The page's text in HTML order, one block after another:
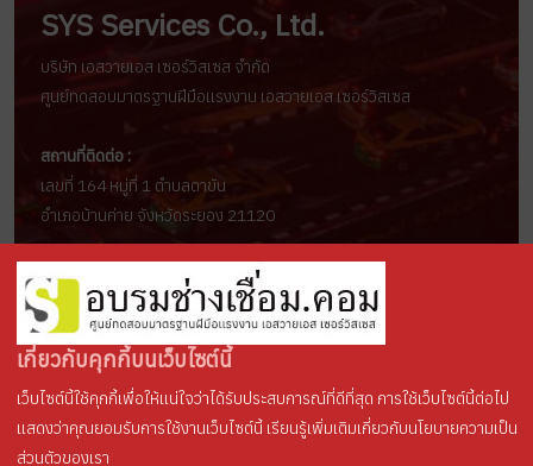
เกี่ยวกับคุกกี้บนเว็บไซต์นี้
เว็บไซต์นี้ใช้คุกกี้เพื่อให้แน่ใจว่าได้รับประสบการณ์ที่ดีที่สุด การใช้เว็บไซต์นี้ต่อไป
แสดงว่าคุณยอมรับการใช้งานเว็บไซต์นี้ เรียนรู้เพิ่มเติมเกี่ยวกับนโยบายความเป็น
ส่วนตัวของเรา
SYS Services Co., Ltd.
บริษัท เอสวายเอส เซอร์วิสเซส จำกัด
ศูนย์ทดสอบมาตรฐานฝีมือแรงงาน เอสวายเอส เซอร์วิสเซส
สถานที่ติดต่อ :
เลขที่ 164 หมู่ที่ 1 ตำบลตาขัน
อำเภอบ้านค่าย จังหวัดระยอง 21120
ช่องทางการติดต่อ :
อีเมล์ :
sys.services2019@gmail.com
ติดต่อ : คุณศิริรัตน์ (มาย), โทร.094-671-1555
Line ID :sys-services
ลิขสิทธิ์ © 2569 ศูนย์ฝึกอบรมช่างเชื่อม . สงวนลิขสิทธิ์.